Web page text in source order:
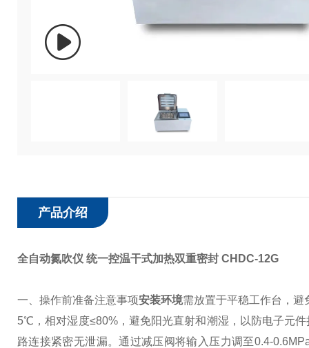
产品介绍
全自动氮吹仪 统一控温干式加热双重密封 CHDC-12G
一、操作前准备注意事项安装环境需放置于平稳工作台，避
5℃，相对湿度≤80%，避免阳光直射和潮湿，以防电子元件
路连接紧密无泄漏。通过减压阀将输入压力调至0.4-